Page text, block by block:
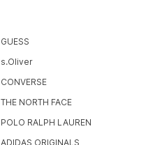
GUESS
s.Oliver
CONVERSE
THE NORTH FACE
POLO RALPH LAUREN
ADIDAS ORIGINALS